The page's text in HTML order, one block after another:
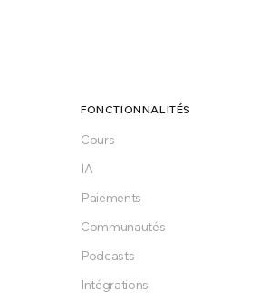
cloud ou hébergement
la plateforme de formation
Gratuit à vie sur le plan Free
FONCTIONNALITÉS
Cours
IA
Paiements
Communautés
Podcasts
Intégrations